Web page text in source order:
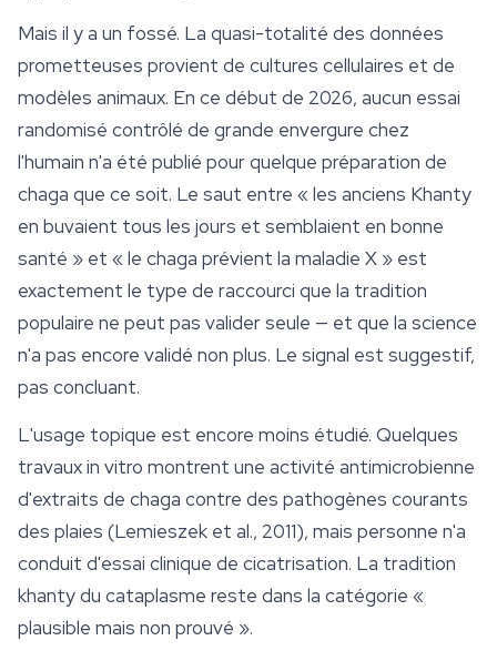
Mais il y a un fossé. La quasi-totalité des données
prometteuses provient de cultures cellulaires et de
modèles animaux. En ce début de 2026, aucun essai
randomisé contrôlé de grande envergure chez
l'humain n'a été publié pour quelque préparation de
chaga que ce soit. Le saut entre « les anciens Khanty
en buvaient tous les jours et semblaient en bonne
santé » et « le chaga prévient la maladie X » est
exactement le type de raccourci que la tradition
populaire ne peut pas valider seule — et que la science
n'a pas encore validé non plus. Le signal est suggestif,
pas concluant.
L'usage topique est encore moins étudié. Quelques
travaux in vitro montrent une activité antimicrobienne
d'extraits de chaga contre des pathogènes courants
des plaies (Lemieszek et al., 2011), mais personne n'a
conduit d'essai clinique de cicatrisation. La tradition
khanty du cataplasme reste dans la catégorie «
plausible mais non prouvé ».